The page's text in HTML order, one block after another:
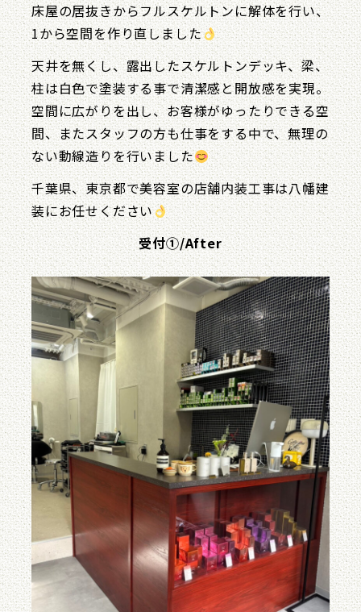
床屋の居抜きからフルスケルトンに解体を行い、
1から空間を作り直しました
天井を無くし、露出したスケルトンデッキ、梁、
柱は白色で塗装する事で清潔感と開放感を実現。
空間に広がりを出し、お客様がゆったりできる空
間、またスタッフの方も仕事をする中で、無理の
ない動線造りを行いました
千葉県、東京都で美容室の店舗内装工事は八幡建
装にお任せください
受付①/After